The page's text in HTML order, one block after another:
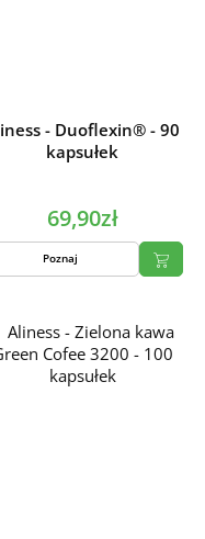
- Duoflexin® - 90
kapsułek
69,90zł
Poznaj